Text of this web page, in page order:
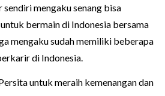
mengaku senang bisa
bermain di Indonesia bersama
mengaku sudah memiliki beberapa
di Indonesia.
untuk meraih kemenangan dan